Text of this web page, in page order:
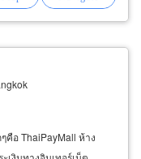
คือ ThaiPayMall ห้าง